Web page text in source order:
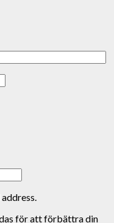
för att förbättra din